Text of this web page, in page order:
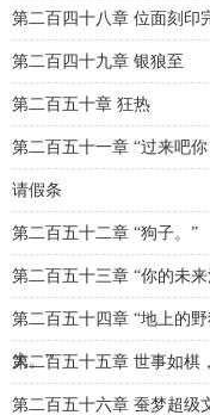
第二百四十八章 位面刻印
第二百四十九章 银狼至
第二百五十章 狂热
第二百五十一章 “过来吧你
请假条
第二百五十二章 “狗子。”
第二百五十三章 “你的未
第二百五十四章 “地上的
大。”
第二百五十五章 世事如棋
第二百五十六章 蚕梦超级